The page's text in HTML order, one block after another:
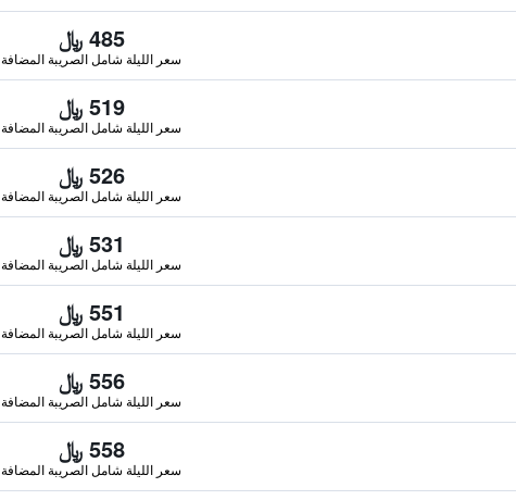
485 ﷼
سعر الليلة شامل الصريبة المضافة
519 ﷼
سعر الليلة شامل الصريبة المضافة
526 ﷼
سعر الليلة شامل الصريبة المضافة
531 ﷼
سعر الليلة شامل الصريبة المضافة
551 ﷼
سعر الليلة شامل الصريبة المضافة
556 ﷼
سعر الليلة شامل الصريبة المضافة
558 ﷼
سعر الليلة شامل الصريبة المضافة